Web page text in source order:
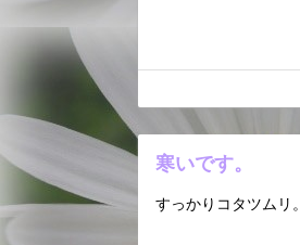
寒いです。
すっかりコタツムリ。